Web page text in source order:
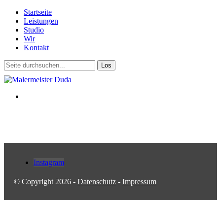
Startseite
Leistungen
Studio
Wir
Kontakt
Instagram
© Copyright 2026 - Datenschutz - Impressum